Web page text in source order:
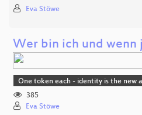
Eva Stöwe
Wer bin ich und wenn
One token each - identity is the new
385
Eva Stöwe